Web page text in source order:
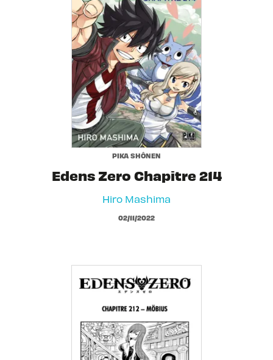
PIKA SHÔNEN
Edens Zero Chapitre 214
Hiro Mashima
02/11/2022